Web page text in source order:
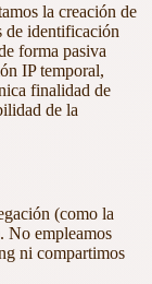
la creación de
de identificación
forma pasiva
IP temporal,
finalidad de
de la
(como la
No empleamos
ni compartimos